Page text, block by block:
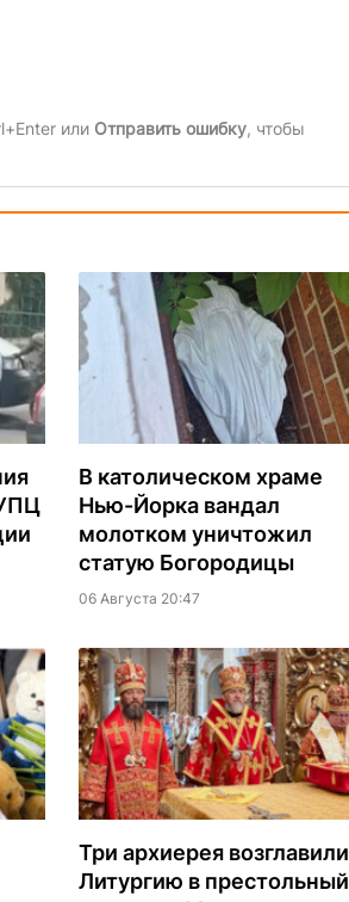
или Отправить ошибку, чтобы
В католическом храме
Нью-Йорка вандал
молотком уничтожил
статую Богородицы
06 Августа 20:47
Три архиерея возглавили
Литургию в престольный